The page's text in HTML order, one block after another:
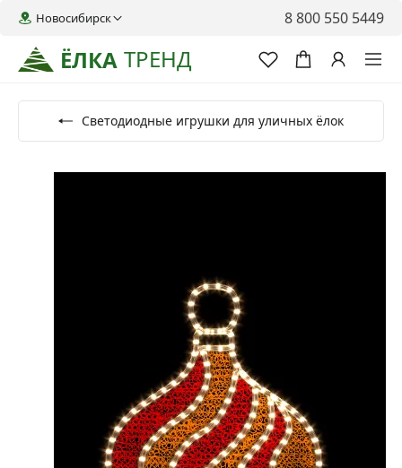
ЁЛКА ТРЕНД
Новосибирск 8 800 550 5449
Светодиодные игрушки для уличных ёлок